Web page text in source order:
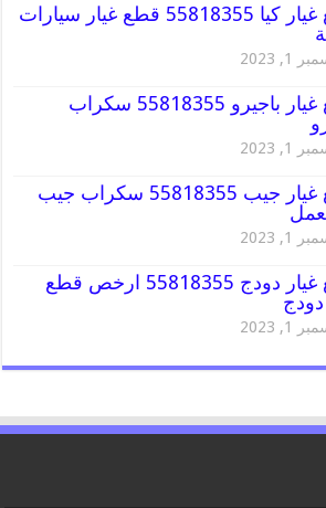
قطع غيار كيا 55818355 قطع غيار سيارات
1, 2023
قطع غيار باجيرو 55818355 سكراب
1, 2023
قطع غيار جيب 55818355 سكراب جيب
1, 2023
قطع غيار دودج 55818355 ارخص قطع
دودج
1, 2023